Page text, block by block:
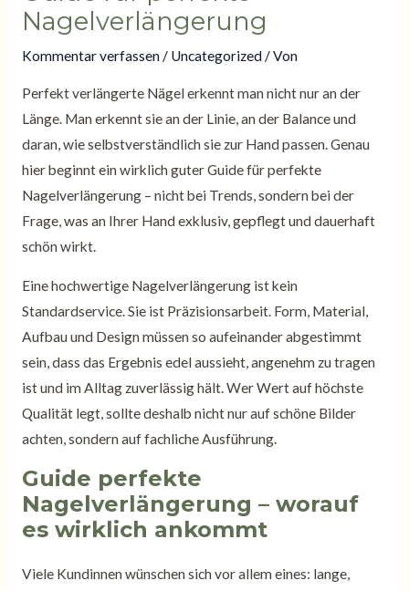
Nagelverlängerung
Kommentar verfassen/ Uncategorized/ Von
Perfekt verlängerte Nägel erkennt man nicht nur an der
Länge. Man erkennt sie an der Linie, an der Balance und
daran, wie selbstverständlich sie zur Hand passen. Genau
hier beginnt ein wirklich guter Guide für perfekte
Nagelverlängerung – nicht bei Trends, sondern bei der
Frage, was an Ihrer Hand exklusiv, gepflegt und dauerhaft
schön wirkt.
Eine hochwertige Nagelverlängerung ist kein
Standardservice. Sie ist Präzisionsarbeit. Form, Material,
Aufbau und Design müssen so aufeinander abgestimmt
sein, dass das Ergebnis edel aussieht, angenehm zu tragen
ist und im Alltag zuverlässig hält. Wer Wert auf höchste
Qualität legt, sollte deshalb nicht nur auf schöne Bilder
achten, sondern auf fachliche Ausführung.
Guide perfekte
Nagelverlängerung – worauf
es wirklich ankommt
Viele Kundinnen wünschen sich vor allem eines: lange,